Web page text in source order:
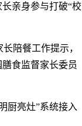
亲身参与打破“校
陪餐工作提示，
食监督家长委员
厨亮灶”系统接入